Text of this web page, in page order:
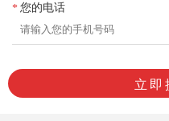
* 您的电话